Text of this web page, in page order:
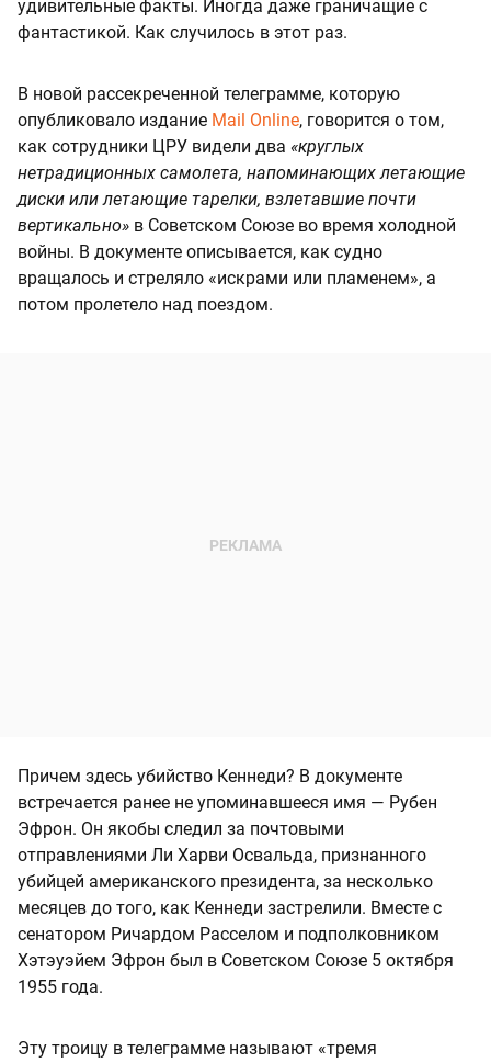
удивительные факты. Иногда даже граничащие с
фантастикой. Как случилось в этот раз.
В новой рассекреченной телеграмме, которую
опубликовало издание Mail Online, говорится о том,
как сотрудники ЦРУ видели два «круглых
нетрадиционных самолета, напоминающих летающие
диски или летающие тарелки, взлетавшие почти
вертикально» в Советском Союзе во время холодной
войны. В документе описывается, как судно
вращалось и стреляло «искрами или пламенем», а
потом пролетело над поездом.
Причем здесь убийство Кеннеди? В документе
встречается ранее не упоминавшееся имя — Рубен
Эфрон. Он якобы следил за почтовыми
отправлениями Ли Харви Освальда, признанного
убийцей американского президента, за несколько
месяцев до того, как Кеннеди застрелили. Вместе с
сенатором Ричардом Расселом и подполковником
Хэтэуэйем Эфрон был в Советском Союзе 5 октября
1955 года.
Эту троицу в телеграмме называют «тремя